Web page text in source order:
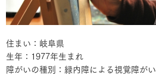
住まい：岐阜県
生年：1977年生まれ
障がいの種別：緑内障による視覚障がい